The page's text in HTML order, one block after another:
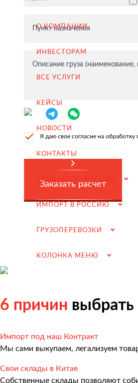
О КОМПАНИИ
ИНВЕСТОРАМ
ВСЕ УСЛУГИ
КЕЙСЫ
НОВОСТИ
КОНТАКТЫ
ЭКСПОРТ ИЗ РОССИИ
ИМПОРТ В РОССИЮ
ГРУЗОПЕРЕВОЗКИ
КОЛОНКА МЕНЮ
Подбор поставщиков в России
Импорт в Россию
Импорт из Китая
Заключение контрактов и
Таможенное оформление и
Доставка товара российскому
Завершение сделки
Продвижение на российском
Грузоперевозки
Грузоперевозки из Китая
Международные перевозки
Пункт назначения
Описание груза (наименование,
Я даю свое согласие на
Заказать расчет
6 причин
Импорт под наш Контракт
Мы сами выкупаем, легализуем
Свои склады в Китае
Собственные склады позволяют